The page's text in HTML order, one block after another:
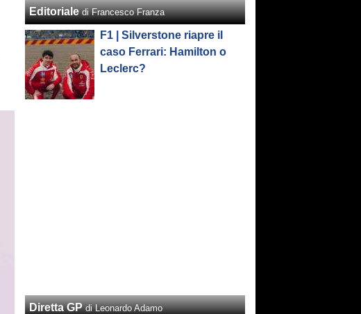
Editoriale di Francesco Franza
F1 | Silverstone riapre il
caso Ferrari: Hamilton o
Leclerc?
Diretta GP di Leonardo Adamo